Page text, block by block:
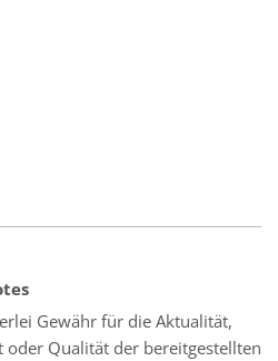
Gewähr für die Aktualität,
Qualität der bereitgestellten